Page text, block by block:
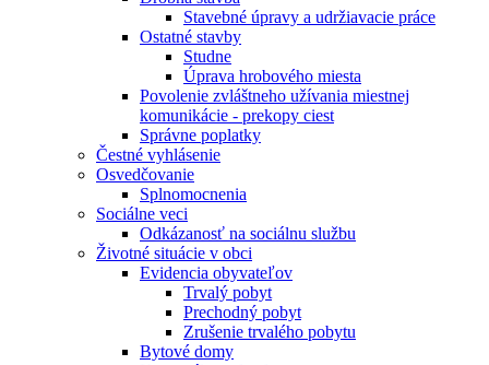
Stavebné úpravy a udržiavacie práce
Ostatné stavby
Studne
Úprava hrobového miesta
Povolenie zvláštneho užívania miestnej
komunikácie - prekopy ciest
Správne poplatky
Čestné vyhlásenie
Osvedčovanie
Splnomocnenia
Sociálne veci
Odkázanosť na sociálnu službu
Životné situácie v obci
Evidencia obyvateľov
Trvalý pobyt
Prechodný pobyt
Zrušenie trvalého pobytu
Bytové domy